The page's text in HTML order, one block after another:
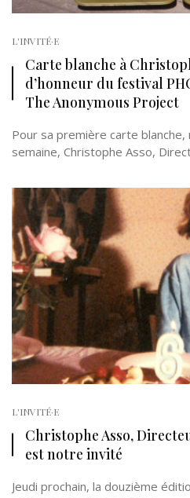
L'INVITÉ·E
Carte blanche à
d’honneur du festival
The Anonymous Project
Pour sa première carte
semaine, Christophe Asso,
L'INVITÉ·E
Christophe Asso,
est notre invité
Jeudi prochain, la douzième